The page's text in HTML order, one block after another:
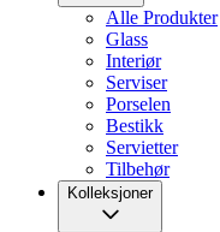
Alle Produkter
Glass
Interiør
Serviser
Porselen
Bestikk
Servietter
Tilbehør
Kolleksjoner